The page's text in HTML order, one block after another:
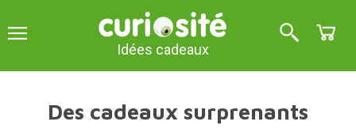
Idées cadeaux
Des cadeaux surprenants